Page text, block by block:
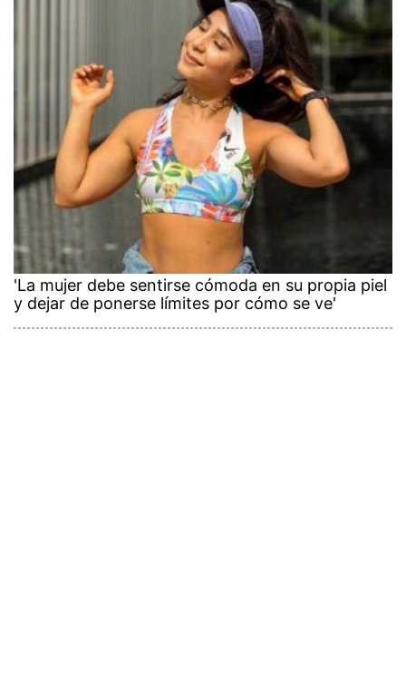
'La mujer debe sentirse cómoda en su propia piel
y dejar de ponerse límites por cómo se ve'